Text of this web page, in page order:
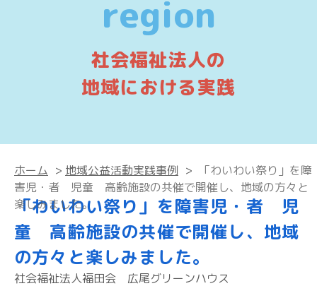
region
社会福祉法人の
地域における実践
ホーム > 地域公益活動実践事例 >
「わいわい祭り」を障
害児・者 児童 高齢施設の共催で開催し、地域の方々と
楽しみました。
「わいわい祭り」を障害児・者 児
童 高齢施設の共催で開催し、地域
の方々と楽しみました。
社会福祉法人福田会 広尾グリーンハウス